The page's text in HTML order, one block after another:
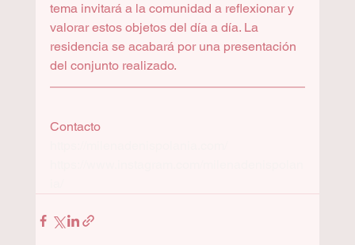
tema invitará a la comunidad a reflexionar y
valorar estos objetos del día a día. La
residencia se acabará por una presentación
del conjunto realizado.
Contacto